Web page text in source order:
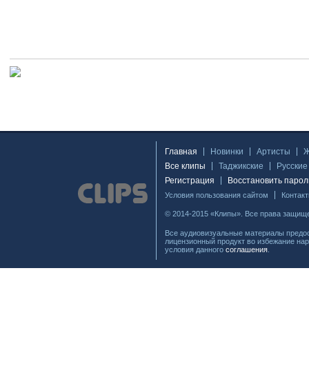
Главная Новинки Артисты
Все клипы
Таджикские
Русские
Регистрация
Восстановить
Условия пользования сайтом
© 2014-2015 «Клипы». Все права
Все аудиовизуальные материалы
лицензионный продукт во избежание
условия данного соглашения